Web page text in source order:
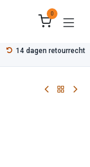
0
14 dagen retourrecht